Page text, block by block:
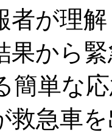
者が理
から緊
簡単な
救急車